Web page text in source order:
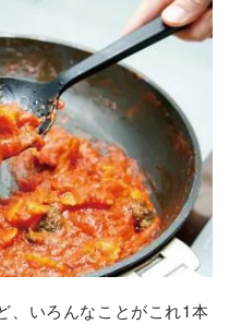
、いろんなことがこれ1本